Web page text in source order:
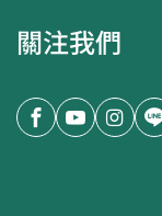
關注我們